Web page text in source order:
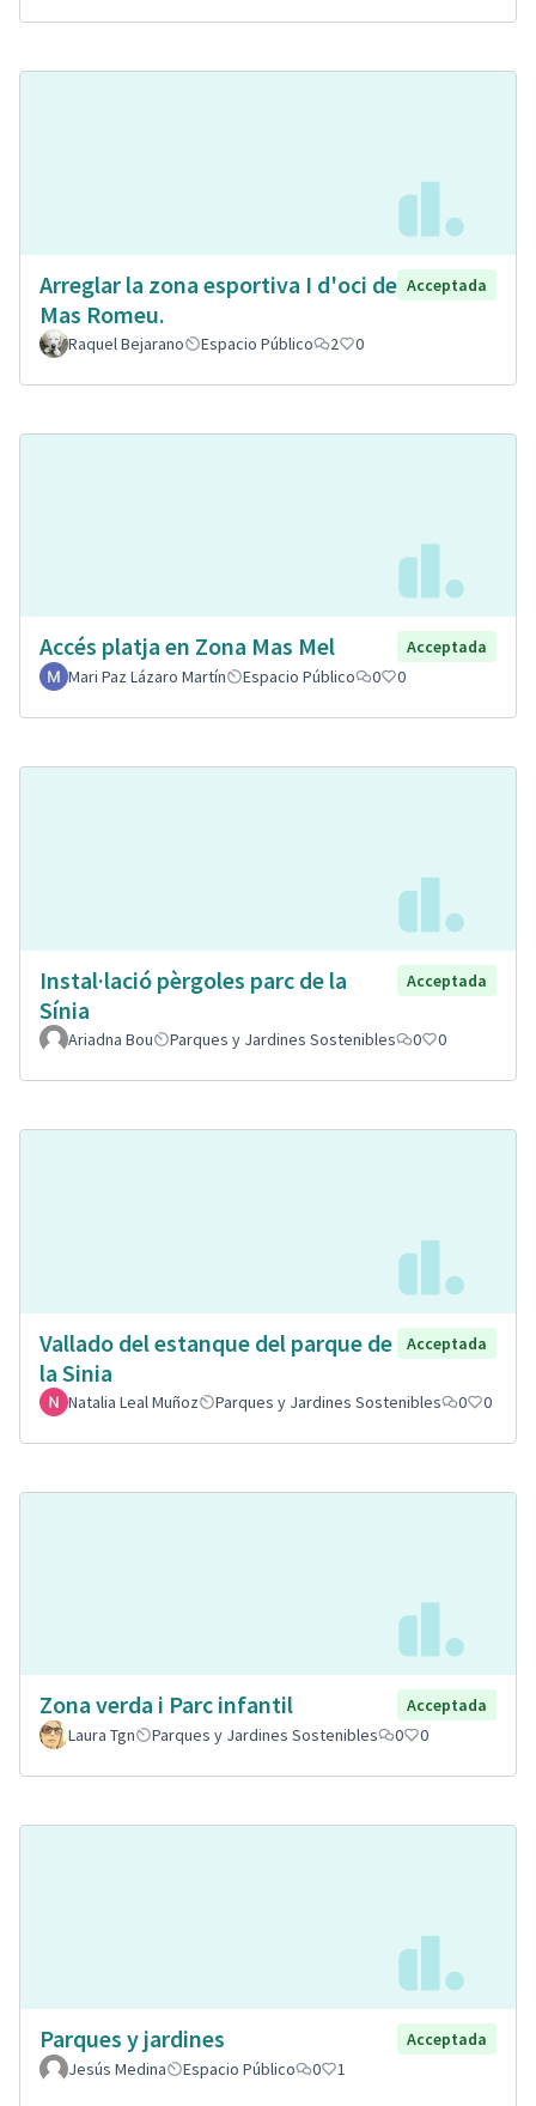
Arreglar la zona esportiva I d'oci de
Mas Romeu.
Acceptada
Raquel Bejarano Espacio Público 2 0
Accés platja en Zona Mas Mel
Acceptada
Mari Paz Lázaro Martín
Espacio Público 0 0
Instal·lació pèrgoles parc de la
Sínia
Acceptada
Ariadna Bou Parques y Jardines Sostenibles 0 0
Vallado del estanque del parque de
la Sinia
Acceptada
Natalia Leal Muñoz Parques y Jardines Sostenibles 0 0
Zona verda i Parc infantil
Acceptada
Laura Tgn
Parques y Jardines Sostenibles 0 0
Parques y jardines
Acceptada
Jesús Medina
Espacio Público 0 1